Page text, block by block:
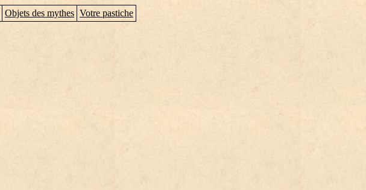
Objets des mythes Votre pastiche